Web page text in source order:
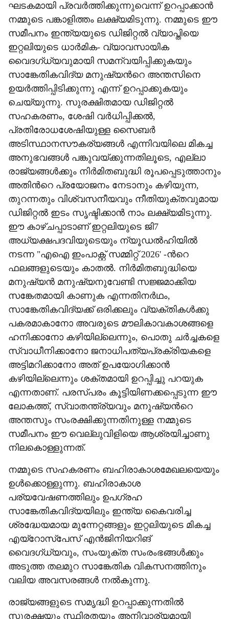
ഘടകമായി പ്രവർത്തിക്കുന്നുവെന്ന് ഉറപ്പാക്കാൻ
നമ്മുടെ പങ്കാളിത്തം ലക്ഷ്യമിടുന്നു. നമ്മുടെ ഈ
സമീപനം ഇന്ത്യയുടെ ഡിജിറ്റൽ വ്യാപ്തിയെ
ഇറ്റലിയുടെ ധാർമിക- വ്യാവസായിക
വൈദഗ്ധ്യവുമായി സമന്വയിപ്പിക്കുകയും
സാങ്കേതികവിദ്യ മനുഷ്യന്‍റെ അന്തസിനെ
ഉയർത്തിപ്പിടിക്കുന്നു എന്ന് ഉറപ്പാക്കുകയും
ചെയ്യുന്നു. സുരക്ഷിതമായ ഡിജിറ്റൽ
സഹകരണം, ശേഷി വർധിപ്പിക്കൽ,
പ്രതിരോധശേഷിയുള്ള സൈബർ
അടിസ്ഥാനസൗകര്യങ്ങൾ എന്നിവയിലെ മികച്ച
അനുഭവങ്ങൾ പങ്കുവയ്ക്കുന്നതിലൂടെ, എല്ലാ
രാജ്യങ്ങൾക്കും നിർമിതബുദ്ധി രൂപപ്പെടുത്താനും
അതിന്‍റെ പ്രയോജനം നേടാനും കഴിയുന്ന,
തുറന്നതും വിശ്വസനീയവും നീതിയുക്തവുമായ
ഡിജിറ്റൽ ഇടം സൃഷ്ടിക്കാൻ നാം ലക്ഷ്യമിടുന്നു.
ഈ കാഴ്ചപ്പാടാണ് ഇറ്റലിയുടെ ജി7
അധ്യക്ഷപദവിയുടെയും ന്യൂഡൽഹിയിൽ
നടന്ന "എഐ ഇംപാക്റ്റ് സമ്മിറ്റ് 2026' -ന്‍റെ
ഫലങ്ങളുടെയും കാതൽ. നിർമിതബുദ്ധിയെ
മനുഷ്യൻ മനുഷ്യനുവേണ്ടി സജ്ജമാക്കിയ
സങ്കേതമായി കാണുക എന്നതിനർഥം,
സാങ്കേതികവിദ്യക്ക് ഒരിക്കലും വ്യക്തികൾക്കു
പകരമാകാനോ അവരുടെ മൗലികാവകാശങ്ങളെ
ഹനിക്കാനോ കഴിയില്ലെന്നും, പൊതു ചർച്ചകളെ
സ്വാധീനിക്കാനോ ജനാധിപത്യപ്രക്രിയകളെ
അട്ടിമറിക്കാനോ അത് ഉപയോഗിക്കാൻ
കഴിയില്ലെന്നും ശക്തമായി ഉറപ്പിച്ചു പറയുക
എന്നതാണ്. പരസ്പരം കൂട്ടിയിണക്കപ്പെടുന്ന ഈ
ലോകത്ത്, സ്വാതന്ത്ര്യവും മനുഷ്യന്‍റെ
അന്തസും സംരക്ഷിക്കുന്നതിനുള്ള നമ്മുടെ
സമീപനം ഈ വെല്ലുവിളിയെ ആശ്രയിച്ചാണു
നിലകൊള്ളുന്നത്.
നമ്മുടെ സഹകരണം ബഹിരാകാശമേഖലയെയും
ഉൾക്കൊള്ളുന്നു. ബഹിരാകാശ
പര്യവേഷണത്തിലും ഉപഗ്രഹ
സാങ്കേതികവിദ്യയിലും ഇന്ത്യ കൈവരിച്ച
ശ്രദ്ധേയമായ മുന്നേറ്റങ്ങളും ഇറ്റലിയുടെ മികച്ച
എയ്‌റോസ്പേസ് എൻജിനിയറിങ്
വൈദഗ്ധ്യവും, സംയുക്ത സംരംഭങ്ങൾക്കും
അടുത്ത തലമുറ സാങ്കേതിക വികസനത്തിനും
വലിയ അവസരങ്ങൾ നൽകുന്നു.
രാജ്യങ്ങളുടെ സമൃദ്ധി ഉറപ്പാക്കുന്നതിൽ
സുരക്ഷയും സ്ഥിരതയും അനിവാര്യമായി